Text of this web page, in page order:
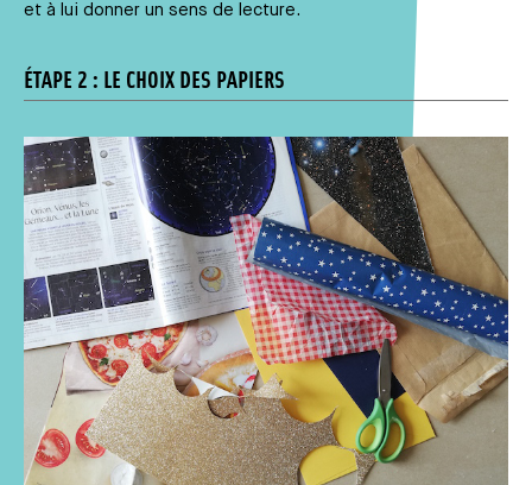
et à lui donner un sens de lecture.
ÉTAPE 2 : LE CHOIX DES PAPIERS
Média